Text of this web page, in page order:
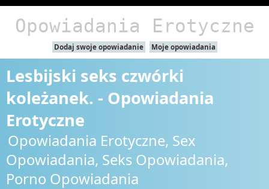
Opowiadania Erotyczne
Dodaj swoje opowiadanie Moje opowiadania
Lesbijski seks czwórki
koleżanek. - Opowiadania
Erotyczne
Opowiadania Erotyczne, Sex
Opowiadania, Seks Opowiadania,
Porno Opowiadania